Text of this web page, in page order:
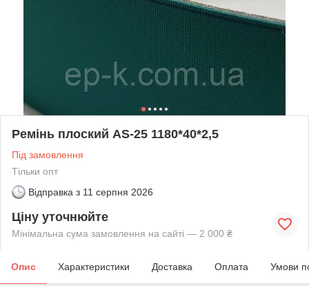
Ремінь плоский AS-25 1180*40*2,5
Під замовлення
Тільки опт
Відправка з 11 серпня 2026
Ціну уточнюйте
Мінімальна сума замовлення на сайті — 2 000 ₴
Опис Характеристики Доставка Оплата Умови